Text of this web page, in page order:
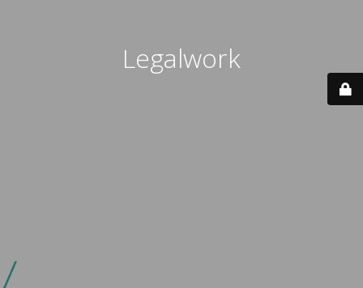
Legalwork